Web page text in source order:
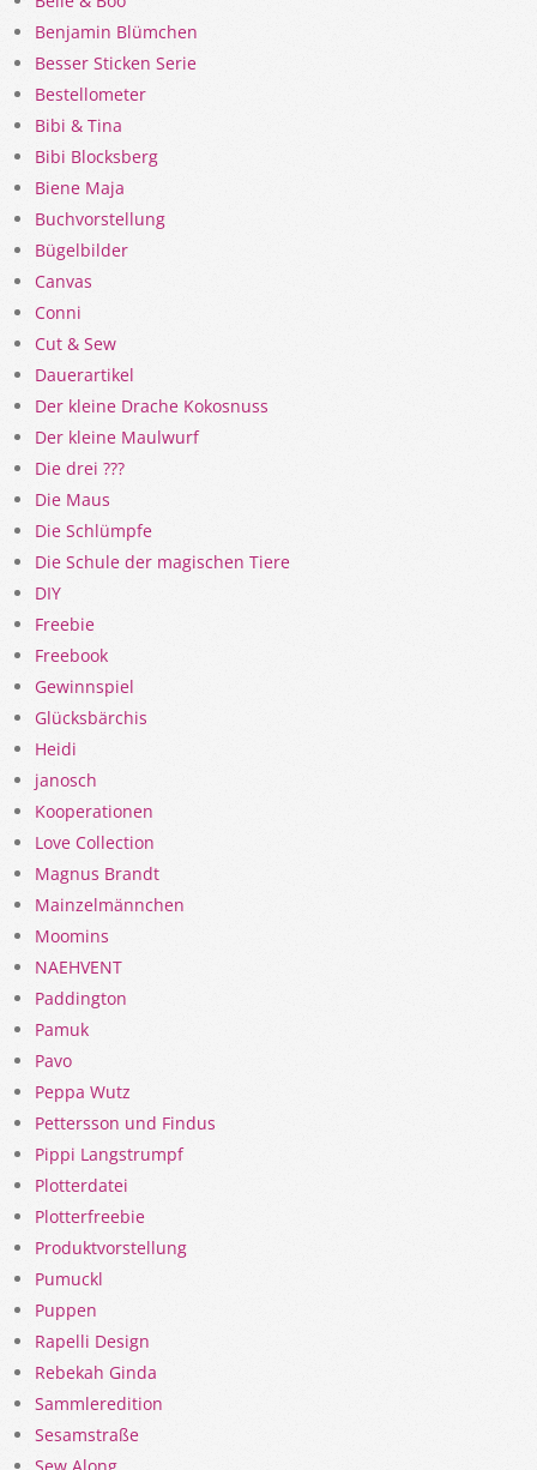
Benjamin Blümchen
Besser Sticken Serie
Bestellometer
Bibi & Tina
Bibi Blocksberg
Biene Maja
Buchvorstellung
Bügelbilder
Canvas
Conni
Cut & Sew
Dauerartikel
Der kleine Drache Kokosnuss
Der kleine Maulwurf
Die drei ???
Die Maus
Die Schlümpfe
Die Schule der magischen Tiere
DIY
Freebie
Freebook
Gewinnspiel
Glücksbärchis
Heidi
janosch
Kooperationen
Love Collection
Magnus Brandt
Mainzelmännchen
Moomins
NAEHVENT
Paddington
Pamuk
Pavo
Peppa Wutz
Pettersson und Findus
Pippi Langstrumpf
Plotterdatei
Plotterfreebie
Produktvorstellung
Pumuckl
Puppen
Rapelli Design
Rebekah Ginda
Sammleredition
Sesamstraße